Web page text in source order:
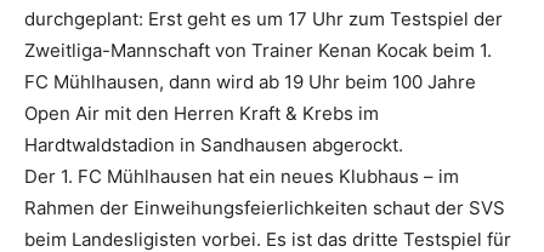
durchgeplant: Erst geht es um 17 Uhr zum Testspiel der
Zweitliga-Mannschaft von Trainer Kenan Kocak beim 1.
FC Mühlhausen, dann wird ab 19 Uhr beim 100 Jahre
Open Air mit den Herren Kraft & Krebs im
Hardtwaldstadion in Sandhausen abgerockt.
Der 1. FC Mühlhausen hat ein neues Klubhaus – im
Rahmen der Einweihungsfeierlichkeiten schaut der SVS
beim Landesligisten vorbei. Es ist das dritte Testspiel für